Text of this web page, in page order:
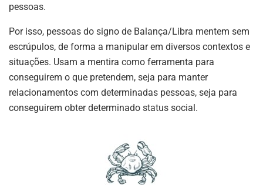
pessoas.
Por isso, pessoas do signo de Balança/Libra mentem sem
escrúpulos, de forma a manipular em diversos contextos e
situações. Usam a mentira como ferramenta para
conseguirem o que pretendem, seja para manter
relacionamentos com determinadas pessoas, seja para
conseguirem obter determinado status social.